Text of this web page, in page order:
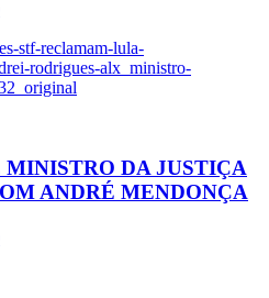
MINISTRO DA JUSTIÇA
ANDRÉ MENDONÇA